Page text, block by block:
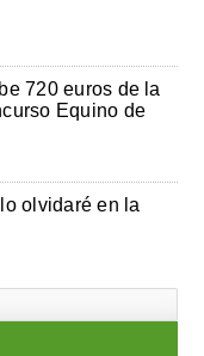
720 euros de la
Equino de
olvidaré en la